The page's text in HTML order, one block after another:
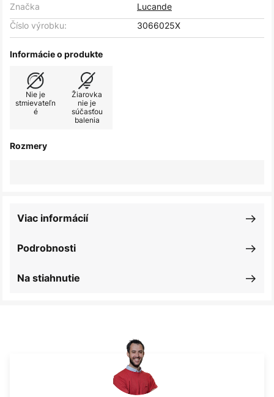
Značka
Lucande
Číslo výrobku:
3066025X
Informácie o produkte
Nie je
stmievateľn
é
Žiarovka
nie je
súčasťou
balenia
Rozmery
Podrobnosti
Viac informácií
Na stiahnutie